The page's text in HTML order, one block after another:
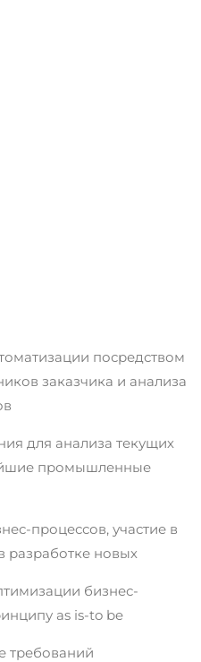
посредством
заказчика и анализа
для анализа текущих
промышленные
процессов, участие в
разработке новых
бизнес-
as is-to be
требований